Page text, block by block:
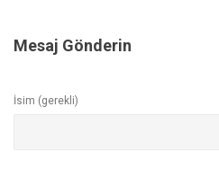
Mesaj Gönderin
İsim (gerekli)